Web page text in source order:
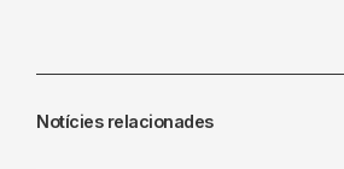
Notícies relacionades